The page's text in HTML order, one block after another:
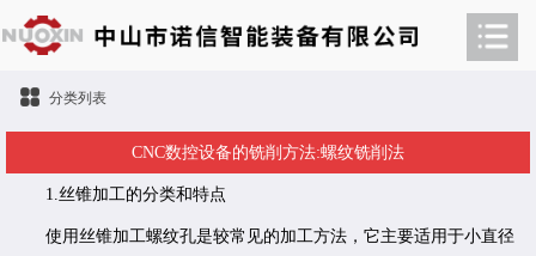
分类列表
CNC数控设备的铣削方法:螺纹铣削法
1.丝锥加工的分类和特点
使用丝锥加工螺纹孔是较常见的加工方法，它主要适用于小直径